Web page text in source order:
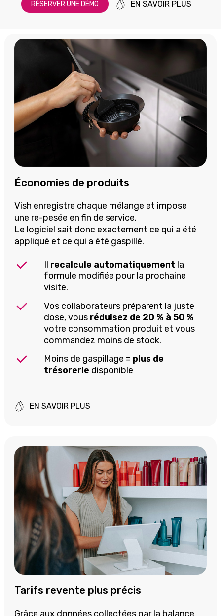
RÉSERVERUN E DÉMO EN SAVOIR PLUS
Économies de produits
Vish enregistre chaque mélange et impose
une re-pesée en fin de service.
Le logiciel sait donc exactement ce qui a été
appliqué et ce qui a été gaspillé.
Il recalcule automatiquement la
formule modifiée pour la prochaine
visite.
Vos collaborateurs préparent la juste
dose, vous réduisez de 20 % à 50 %
votre consommation produit et vous
commandez moins de stock.
Moins de gaspillage = plus de
trésorerie disponible
EN SAVOIR PLUS
Tarifs revente plus précis
Grâce aux données collectées par la balance